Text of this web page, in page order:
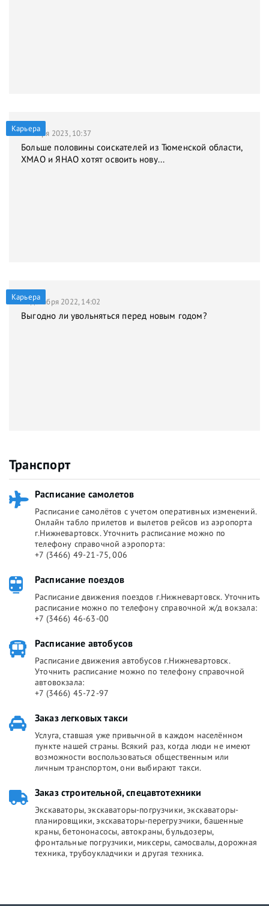
Карьера
9 января 2023, 10:37
Больше половины соискателей из Тюменской области,
ХМАО и ЯНАО хотят освоить нову...
Карьера
21 декабря 2022, 14:02
Выгодно ли увольняться перед новым годом?
Транспорт
Расписание самолетов
Расписание самолётов с учетом оперативных изменений.
Онлайн табло прилетов и вылетов рейсов из аэропорта
г.Нижневартовск. Уточнить расписание можно по
телефону справочной аэропорта:
+7 (3466) 49-21-75, 006
Расписание поездов
Расписание движения поездов г.Нижневартовск. Уточнить
расписание можно по телефону справочной ж/д вокзала:
+7 (3466) 46-63-00
Расписание автобусов
Расписание движения автобусов г.Нижневартовск.
Уточнить расписание можно по телефону справочной
автовокзала:
+7 (3466) 45-72-97
Заказ легковых такси
Услуга, ставшая уже привычной в каждом населённом
пункте нашей страны. Всякий раз, когда люди не имеют
возможности воспользоваться общественным или
личным транспортом, они выбирают такси.
Заказ строительной, спецавтотехники
Экскаваторы, экскаваторы-погрузчики, экскаваторы-
планировщики, экскаваторы-перегрузчики, башенные
краны, бетононасосы, автокраны, бульдозеры,
фронтальные погрузчики, миксеры, самосвалы, дорожная
техника, трубоукладчики и другая техника.